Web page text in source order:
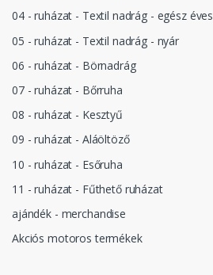
04 - ruházat - Textil nadrág - egész éves
05 - ruházat - Textil nadrág - nyár
06 - ruházat - Börnadrág
07 - ruházat - Bőrruha
08 - ruházat - Kesztyű
09 - ruházat - Aláöltöző
10 - ruházat - Esőruha
11 - ruházat - Fűthető ruházat
ajándék - merchandise
Akciós motoros termékek